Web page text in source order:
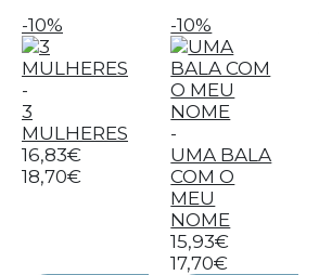
-10%
-
3
MULHERES
16,83€
18,70€
-10%
-
UMA BALA
COM O
MEU
NOME
15,93€
17,70€